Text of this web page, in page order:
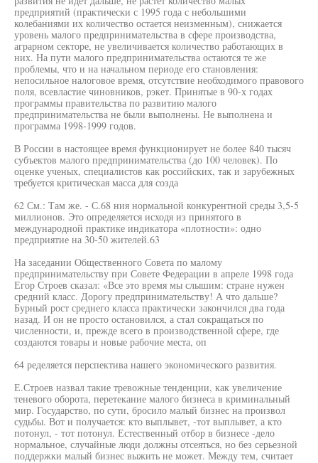
предприятий (практически с 1995 года с небольшими
колебаниями их количество остается неизменным), снижается
уровень малого предпринимательства в сфере производства,
аграрном секторе, не увеличивается количество работающих в
них. На пути малого предпринимательства остаются те же
проблемы, что и на начальном периоде его становления:
непосильное налоговое время, отсутствие необходимого правового
поля, всевластие чиновников, рэкет. Принятые в 90-х годах
программы правительства по развитию малого
предпринимательства не были выполнены. Не выполнена и
программа 1998-1999 годов.
В России в настоящее время функционирует не более 840 тысяч
субъектов малого предпринимательства (до 100 человек). По
оценке ученых, специалистов как российских, так и зарубежных
требуется критическая масса для созда
62 См.: Там же. - С.68 ния нормальной конкурентной среды 3,5-5
миллионов. Это определяется исходя из принятого в
международной практике индикатора «плотности»: одно
предприятие на 30-50 жителей.63
На заседании Общественного Совета по малому
предпринимательству при Совете Федерации в апреле 1998 года
Егор Строев сказал: «Все это время мы слышим: стране нужен
средний класс. Дорогу предпринимательству! А что дальше?
Бурный рост среднего класса практически закончился два года
назад. И он не просто остановился, а стал сокращаться по
численности, и, прежде всего в производственной сфере, где
создаются товары и новые рабочие места, оп
64 ределяется перспектива нашего экономического развития.
Е.Строев назвал такие тревожные тенденции, как увеличение
теневого оборота, перетекание малого бизнеса в криминальный
мир. Государство, по сути, бросило малый бизнес на произвол
судьбы. Вот и получается: кто выплывет, -тот выплывет, а кто
потонул, - тот потонул. Естественный отбор в бизнесе -дело
нормальное, случайные люди должны отсеяться, но без серьезной
поддержки малый бизнес выжить не может. Между тем, считает